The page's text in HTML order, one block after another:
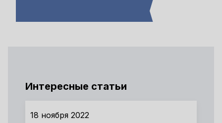
Интересные статьи
18 ноября 2022